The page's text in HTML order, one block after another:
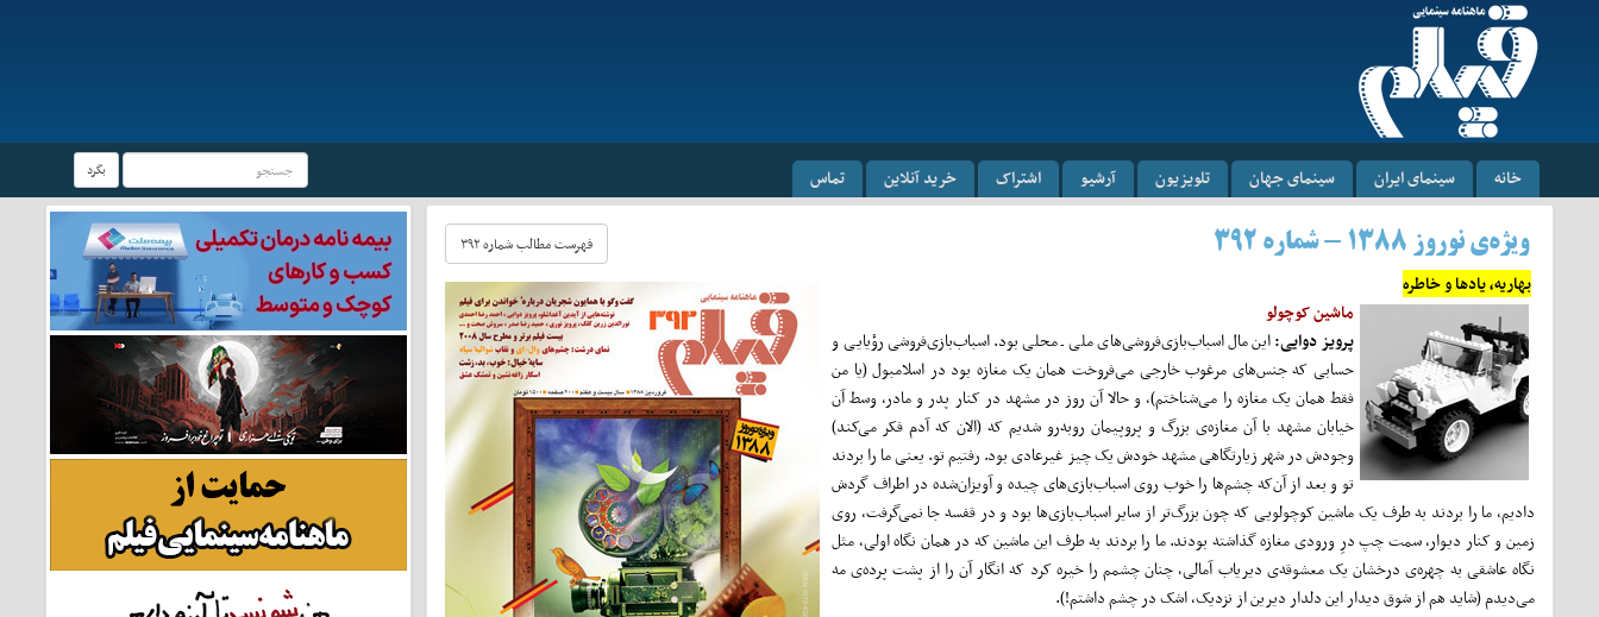
خانه سینمای ایران سینمای جهان تلویزیون آرشیو اشتراک خرید آنلاین تماس بگرد
ویژه‌ی نوروز ۱۳۸۸ - شماره ۳۹۲ فهرست مطالب شماره ۳۹۲
بهاریه، یادها و خاطره
ماشین کوچولو
پرویز دوایی:این مال اسباب‌بازی‌فروشی‌های ملی ـ محلی بود. اسباب‌بازی‌فروشی رؤیایی و
حسابی که جنس‌های مرغوب خارجی می‌فروخت همان یک مغازه بود در اسلامبول (یا من
فقط همان یک مغازه را می‌شناختم)، و حالا آن روز در مشهد در کنار پدر و مادر، وسط آن
خیابان مشهد با آن مغازه‌ی بزرگ و پروپیمان روبه‌رو شدیم که (الان که آدم فکر می‌کند)
وجودش در شهر زیارتگاهی مشهد خودش یک چیز غیرعادی بود. رفتیم تو. یعنی ما را بردند
تو و بعد از آن‌که چشم‌ها را خوب روی اسباب‌بازی‌های چیده و آویزان‌شده در اطراف گردش
دادیم، ما را بردند به طرف یک ماشین کوچولویی که چون بزرگ‌تر از سایر اسباب‌بازی‌ها بود و در قفسه جا نمی‌گرفت، روی
زمین و کنار دیوار، سمت چپ درِ ورودی مغازه گذاشته بودند. ما را بردند به طرف این ماشین که در همان نگاه اولی، مثل
نگاه عاشقی به چهره‌ی درخشان یک معشوقه‌ی دیریاب آمالی، چنان چشمم را خیره کرد که انگار آن را از پشت پرده‌ی مه
می‌دیدم (شاید هم از شوق دیدار این دلدار دیرین از نزدیک، اشک در چشم داشتم!).